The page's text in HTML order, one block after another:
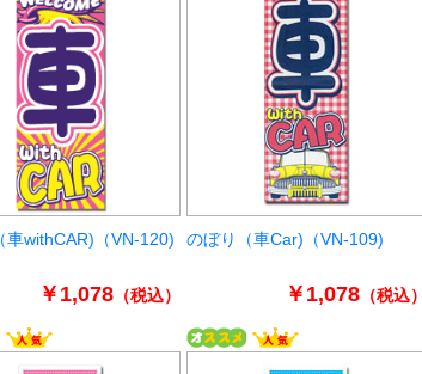
車withCAR)（VN-120)
￥1,078（税込）
のぼり（車Car)（VN-109)
￥1,078 （税込）